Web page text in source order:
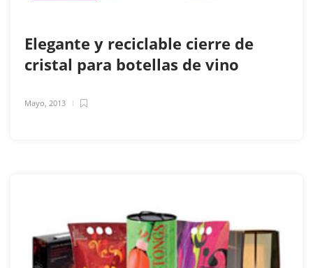
Elegante y reciclable cierre de
cristal para botellas de vino
Mayo, 2013